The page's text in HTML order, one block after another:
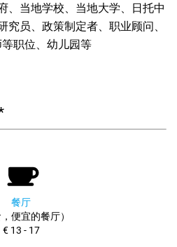
、当地学校、当地大学、日托中
究员、政策制定者、职业顾问、
职位、幼儿园等
餐厅
，便宜的餐厅）
€ 13 - 17